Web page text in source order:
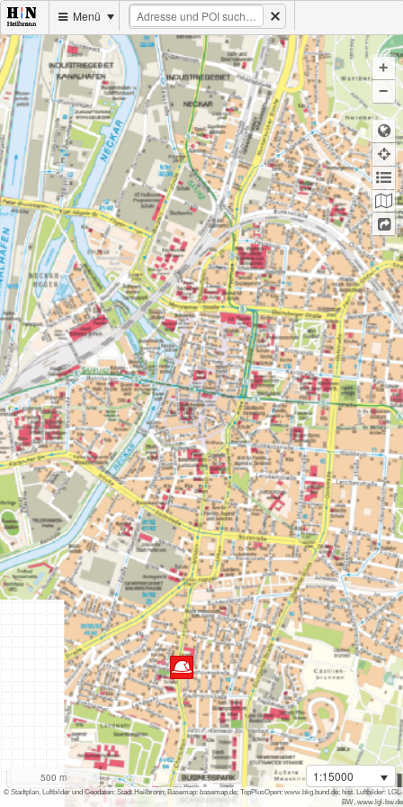
+
−
i
500 m
Menü
1:15000
© Stadtplan, Luftbilder und Geodaten: Stadt Heilbronn; Basemap: basemap.de; TopPlusOpen: www.bkg.bund.de; hist. Luftbilder: LGL-
BW, www.lgl-bw.de